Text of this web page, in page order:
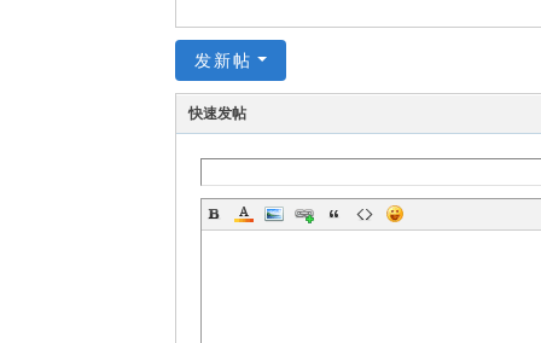
发新帖
快速发帖